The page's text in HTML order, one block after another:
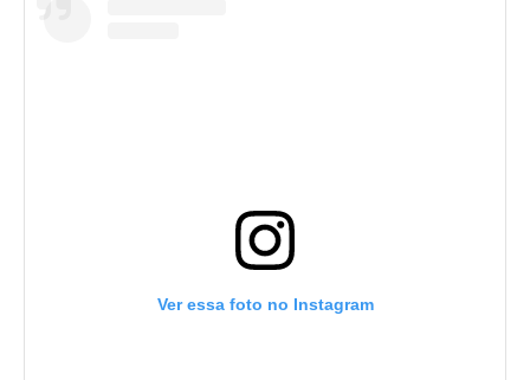
Ver essa foto no Instagram